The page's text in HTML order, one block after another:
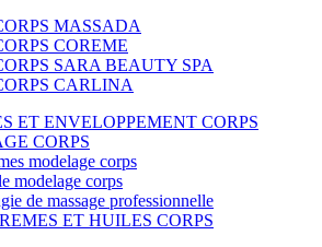
MASSADA
COREME
SARA BEAUTY SPA
CARLINA
ET ENVELOPPEMENT CORPS
CORPS
modelage corps
modelage corps
de massage professionnelle
ET HUILES CORPS